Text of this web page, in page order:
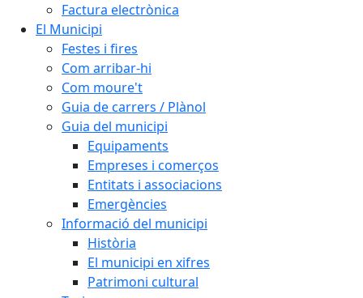
Factura electrònica
El Municipi
Festes i fires
Com arribar-hi
Com moure't
Guia de carrers / Plànol
Guia del municipi
Equipaments
Empreses i comerços
Entitats i associacions
Emergències
Informació del municipi
Història
El municipi en xifres
Patrimoni cultural